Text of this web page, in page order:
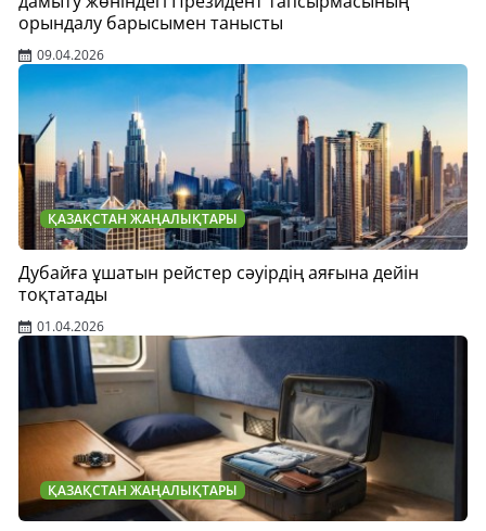
орындалу барысымен танысты
09.04.2026
ҚАЗАҚСТАН ЖАҢАЛЫҚТАРЫ
Дубайға ұшатын рейстер сәуірдің аяғына дейін
тоқтатады
01.04.2026
ҚАЗАҚСТАН ЖАҢАЛЫҚТАРЫ